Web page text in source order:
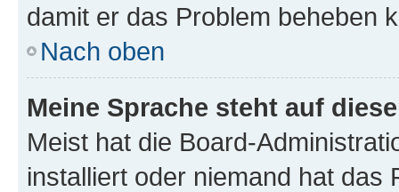
damit er das Problem beheben
Nach oben
Meine Sprache steht auf
Meist hat die Board-
installiert oder niemand hat das